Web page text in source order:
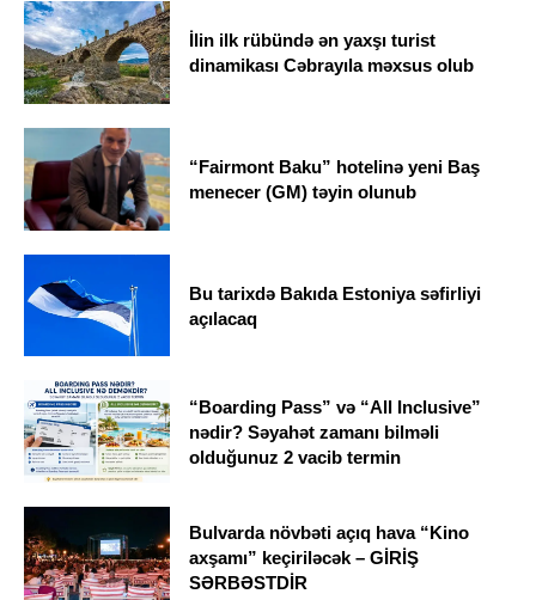
İlin ilk rübündə ən yaxşı turist
dinamikası Cəbrayıla məxsus olub
“Fairmont Baku” hotelinə yeni Baş
menecer (GM) təyin olunub
Bu tarixdə Bakıda Estoniya səfirliyi
açılacaq
“Boarding Pass” və “All Inclusive”
nədir? Səyahət zamanı bilməli
olduğunuz 2 vacib termin
Bulvarda növbəti açıq hava “Kino
axşamı” keçiriləcək – GİRİŞ
SƏRBƏSTDİR